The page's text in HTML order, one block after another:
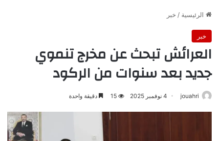
الرئيسية / خبر
خبر
العرائش تبحث عن مخرج تنموي
جديد بعد سنوات من الركود
jouahri 4 نوفمبر 2025 15 دقيقة واحدة